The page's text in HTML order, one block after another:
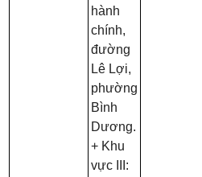
hành
chính,
đường
Lê Lợi,
phường
Bình
Dương.
+ Khu
vực III: